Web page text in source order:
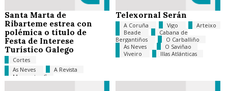
Santa Marta de
Ribarteme estrea con
polémica o título de
Festa de Interese
Turístico Galego
Cortes
As Neves
A Revista
Momentos G
Telexornal Serán
A Coruña Vigo
Arteixo
Beade
Cabana de
Bergantiños
O Carballiño
As Neves
O Saviñao
Viveiro
Illas Atlánticas